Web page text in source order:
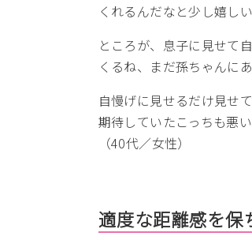
くれるんだなと少し嬉し
ところが、息子に見せて
くるね、まだ孫ちゃんに
自慢げに見せるだけ見せ
期待していたこっちも悪
（40代／女性）
適度な距離感を保